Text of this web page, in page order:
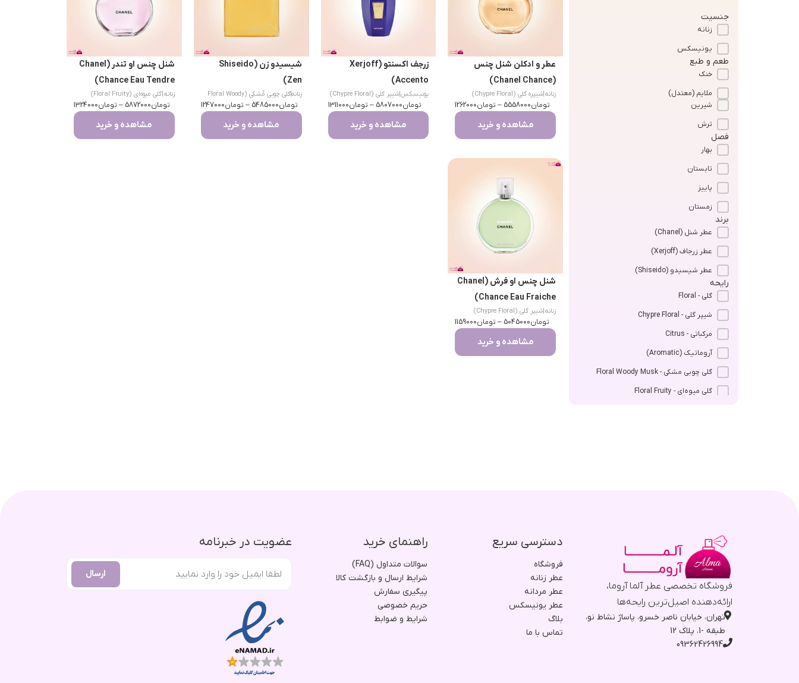
جنسیت
زنانه
یونیسکس
طعم و طبع
خنک
ملایم (معتدل)
شیرین
ترش
فصل
بهار
تابستان
پاییز
زمستان
برند
عطر شنل (Chanel)
عطر زرجاف (Xerjoff)
عطر شیسیدو (Shiseido)
رایحه
گلی - Floral
شیپر گلی - Chypre Floral
مرکباتی - Citrus
آروماتیک (Aromatic)
گلی چوبی مشکی - Floral Woody Musk
گلی میوه‌ای - Floral Fruity
عطر و ادکلن شنل چنس
(Chanel Chance)
زنانه شیپره گلی (Chypre Floral)
تومان5558000
– تومان1262000
مشاهده و خرید
زرجف اکسنتو (Xerjoff
Accento)
یونیسکس| شیپر گلی (Chypre Floral)
تومان5807000
– تومان1311000
مشاهده و خرید
شیسیدو زن (Shiseido
Zen)
زنانه|
گلی چوبی مُشکی (Floral Woody
Musk)
تومان5485000
– تومان1247000
مشاهده و خرید
شنل چنس او تندر (Chanel
Chance Eau Tendre)
زنانه |گلی میوه‌ای (Floral Fruity)
تومان5872000
– تومان1324000
مشاهده و خرید
شنل چنس او فرش (Chanel
Chance Eau Fraiche)
زنانه|شیپر گلی (Chypre Floral)
تومان5045000
– تومان1159000
مشاهده و خرید
فروشگاه تخصصی عطر آلما آروما،
ارائه‌دهنده اصیل‌ترین رایحه‌ها
تهران، خیابان ناصر خسرو، پاساژ نشاط نو،
طبقه -1، پلاک 12
09362426994
دسترسی سریع
فروشگاه
عطر زنانه
عطر مردانه
عطر یونیسکس
بلاگ
تماس با ما
راهنمای خرید
سوالات متداول (FAQ)
شرایط ارسال و بازگشت کالا
پیگیری سفارش
حریم خصوصی
شرایط و ضوابط
عضویت در خبرنامه
ارسال